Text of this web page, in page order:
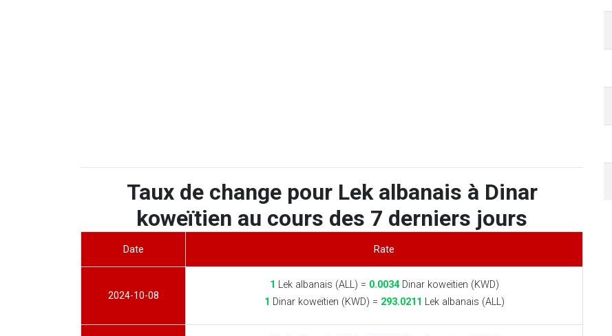
Taux de change pour Lek albanais à Dinar
koweïtien au cours des 7 derniers jours
Date Rate
2024-10-08
1 Lek albanais (ALL) = 0.0034Dinar koweïtien (KWD)
1 Dinar koweïtien (KWD) = 293.0211 Lek albanais (ALL)